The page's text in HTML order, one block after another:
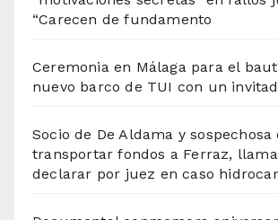
“Carecen de fundamento
Ceremonia en Málaga para el
nuevo barco de TUI con un
Socio de De Aldama y sospechosa
transportar fondos a Ferraz,
declarar por juez en caso